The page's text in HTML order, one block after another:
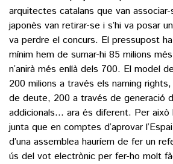
arquitectes catalans que van
japonès van retirar-se i s’hi va posar
va perdre el concurs. El pressupost
mínim hem de sumar-hi 85 milions
n’anirà més enllà dels 700. El model
200 milions a través els naming
de deute, 200 a través de generació
addicionals… ara és diferent. Per això
junta que en comptes d’aprovar
d’una assemblea hauríem de fer un
ús del vot electrònic per fer-ho molt